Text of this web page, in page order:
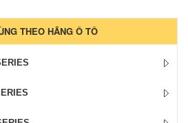
THEO HÃNG Ô TÔ